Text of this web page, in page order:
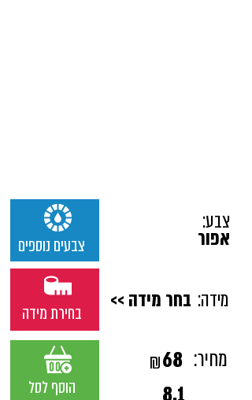
אפור
צבע:
צבעים נוספים
בחירת מידה בחר מידה >> מידה:
הוסף לסל
₪68 מחיר: